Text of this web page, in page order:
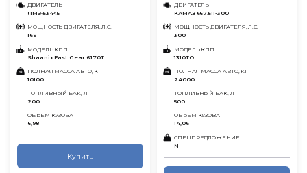
ДВИГАТЕЛЬ
ЯМЗ-53445
МОЩНОСТЬ ДВИГАТЕЛЯ, Л.С.
169
МОДЕЛЬ КПП
Shaanix Fast Gear 6J70T
ПОЛНАЯ МАССА АВТО, КГ
10100
ТОПЛИВНЫЙ БАК, Л
200
ОБЪЕМ КУЗОВА
6,98
Купить
ДВИГАТЕЛЬ
КАМАЗ 667.511-300
МОЩНОСТЬ ДВИГАТЕЛЯ, Л.С.
300
МОДЕЛЬ КПП
1310ТО
ПОЛНАЯ МАССА АВТО, КГ
24000
ТОПЛИВНЫЙ БАК, Л
500
ОБЪЕМ КУЗОВА
14,06
СПЕЦПРЕДЛОЖЕНИЕ
N